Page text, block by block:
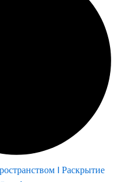
| Раскрытие